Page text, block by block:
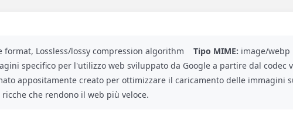
format, Lossless/lossy compression algorithm Tipo MIME: image/webp
specifico per l'utilizzo web sviluppato da Google a partire dal codec
appositamente creato per ottimizzare il caricamento delle immagini
che rendono il web più veloce.